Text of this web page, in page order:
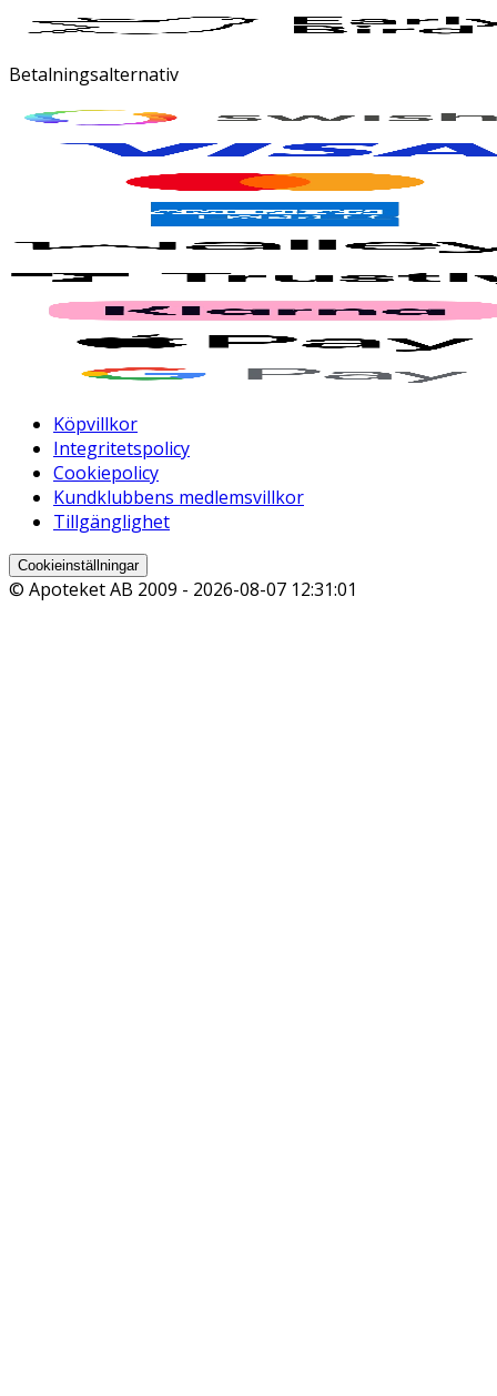
Betalningsalternativ
Köpvillkor
Integritetspolicy
Cookiepolicy
Kundklubbens medlemsvillkor
Tillgänglighet
Cookieinställningar
© Apoteket AB 2009 - 2026-08-07 12:31:01